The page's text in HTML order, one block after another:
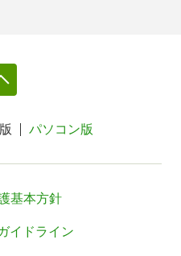
パソコン版
基本方針
イドライン